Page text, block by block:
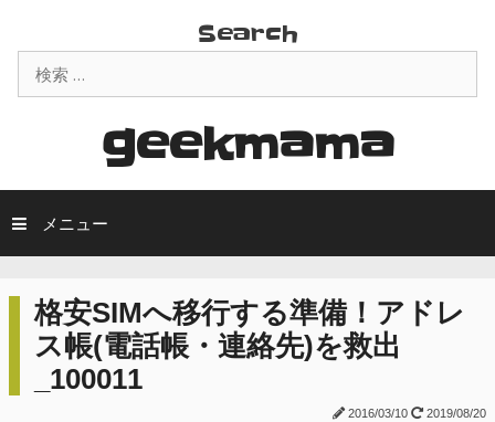
ッ
Search
索:
geekmama
メニュー
格安SIMへ移行する準備！アドレ
ス帳(電話帳・連絡先)を救出
_100011
2016/03/10 2019/08/20